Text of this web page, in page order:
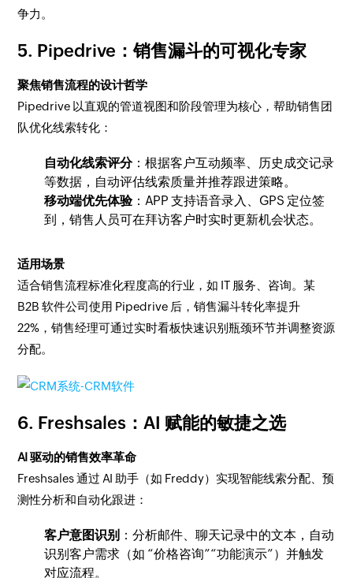
争力。
5. Pipedrive：销售漏斗的可视化专家
聚焦销售流程的设计哲学
Pipedrive 以直观的管道视图和阶段管理为核心，帮助销售团
队优化线索转化：
自动化线索评分：根据客户互动频率、历史成交记录
等数据，自动评估线索质量并推荐跟进策略。
移动端优先体验：APP 支持语音录入、GPS 定位签
到，销售人员可在拜访客户时实时更新机会状态。
适用场景
适合销售流程标准化程度高的行业，如 IT 服务、咨询。某
B2B 软件公司使用 Pipedrive 后，销售漏斗转化率提升
22%，销售经理可通过实时看板快速识别瓶颈环节并调整资源
分配。
6. Freshsales：AI 赋能的敏捷之选
AI 驱动的销售效率革命
Freshsales 通过 AI 助手（如 Freddy）实现智能线索分配、预
测性分析和自动化跟进：
客户意图识别 ：分析邮件、聊天记录中的文本，自动
识别客户需求（如 “价格咨询”“功能演示”）并触发
对应流程。